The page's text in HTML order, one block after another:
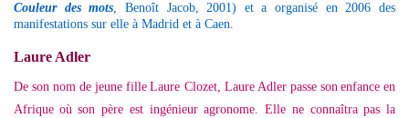
Couleur des mots, Benoît Jacob, 2001) et a organisé en 2006 des
manifestations sur elle à Madrid et à Caen.
Laure Adler
De son nom de jeune fille Laure Clozet, Laure Adler passe son enfance en
Afrique où son père est ingénieur agronome. Elle ne connaîtra pas la